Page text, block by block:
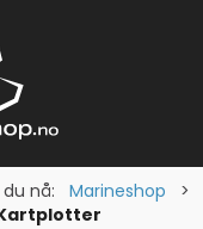
nå: Marineshop >